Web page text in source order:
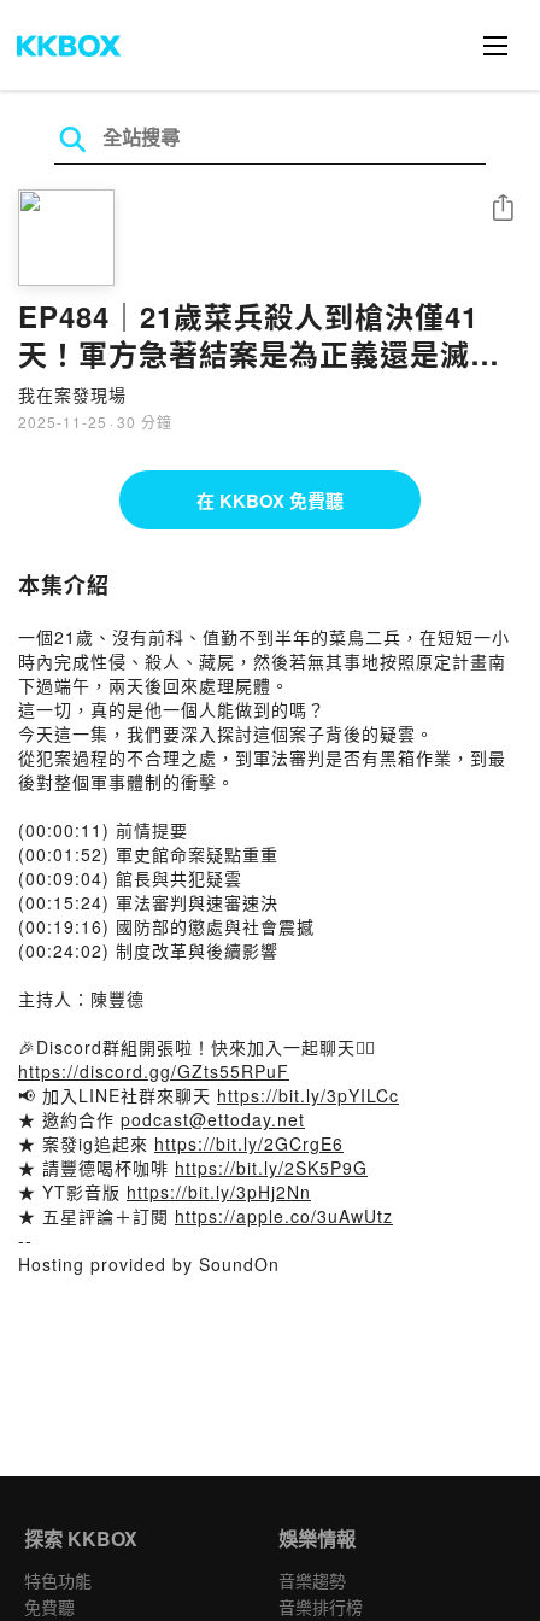
EP484｜21歲菜兵殺人到槍決僅41
天！軍方急著結案是為正義還是滅
證？｜軍史館命案●下
我在案發現場
2025-11-25 · 30 分鐘
分享
在 KKBOX 免費聽
本集介紹
一個21歲、沒有前科、值勤不到半年的菜鳥二兵，在短短一小
時內完成性侵、殺人、藏屍，然後若無其事地按照原定計畫南
下過端午，兩天後回來處理屍體。
這一切，真的是他一個人能做到的嗎？
今天這一集，我們要深入探討這個案子背後的疑雲。
從犯案過程的不合理之處，到軍法審判是否有黑箱作業，到最
後對整個軍事體制的衝擊。
(00:00:11) 前情提要
(00:01:52) 軍史館命案疑點重重
(00:09:04) 館長與共犯疑雲
(00:15:24) 軍法審判與速審速決
(00:19:16) 國防部的懲處與社會震撼
(00:24:02) 制度改革與後續影響
主持人：陳豐德
🎉Discord群組開張啦！快來加入一起聊天👉🏻
https://discord.gg/GZts55RPuF
📢 加入LINE社群來聊天 https://bit.ly/3pYILCc
★ 邀約合作 podcast@ettoday.net
★ 案發ig追起來 https://bit.ly/2GCrgE6
★ 請豐德喝杯咖啡 https://bit.ly/2SK5P9G
★ YT影音版 https://bit.ly/3pHj2Nn
★ 五星評論＋訂閱 https://apple.co/3uAwUtz
--
Hosting provided by SoundOn
探索 KKBOX
特色功能
免費聽
娛樂情報
音樂趨勢
音樂排行榜